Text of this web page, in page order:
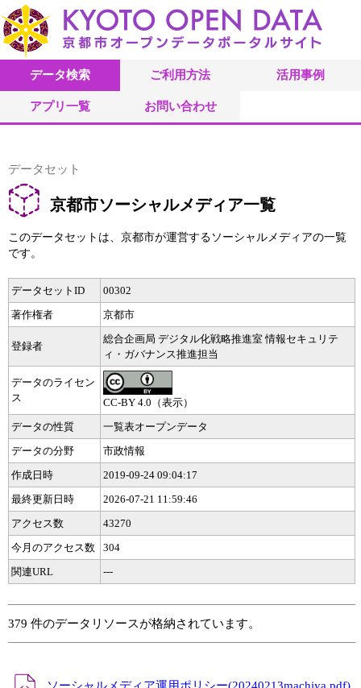
データ検索 ご利用方法 活用事例
アプリ一覧 お問い合わせ
データセット
京都市ソーシャルメディア一覧
このデータセットは、京都市が運営するソーシャルメディアの一覧
です。
データセットID
00302
著作権者
京都市
登録者
総合企画局 デジタル化戦略推進室 情報セキュリテ
ィ・ガバナンス推進担当
データのライセン
ス
CC-BY 4.0（表示）
データの性質
一覧表オープンデータ
データの分野
市政情報
作成日時
2019-09-24 09:04:17
最終更新日時
2026-07-21 11:59:46
アクセス数
43270
今月のアクセス数
304
関連URL
---
379 件のデータリソースが格納されています。
ソーシャルメディア運用ポリシー(20240213machiya.pdf)